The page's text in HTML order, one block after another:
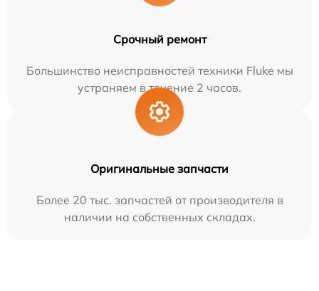
Срочный ремонт
Большинство неисправностей техники Fluke мы
устраняем в течение 2 часов.
Оригинальные запчасти
Более 20 тыс. запчастей от производителя в
наличии на собственных складах.